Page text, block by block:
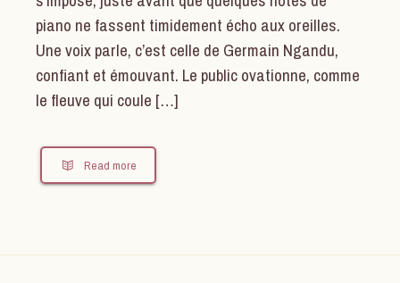
piano ne fassent timidement écho aux oreilles.
Une voix parle, c’est celle de Germain Ngandu,
confiant et émouvant. Le public ovationne, comme
le fleuve qui coule […]
Read more